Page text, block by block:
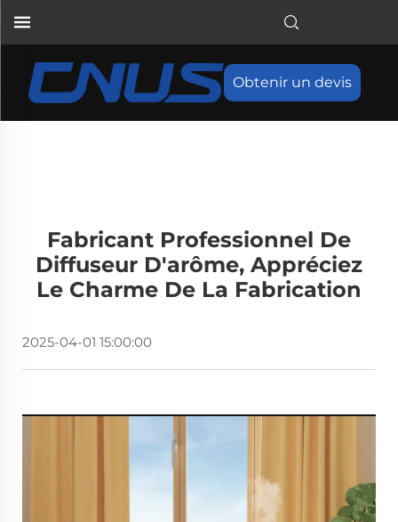
Obtenir un devis
Fabricant Professionnel De
Diffuseur D'arôme, Appréciez
Le Charme De La Fabrication
2025-04-01 15:00:00